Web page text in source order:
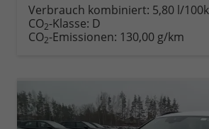
Verbrauch kombiniert: 5,80 l/
CO2-Klasse: D
CO2-Emissionen: 130,00 g/km